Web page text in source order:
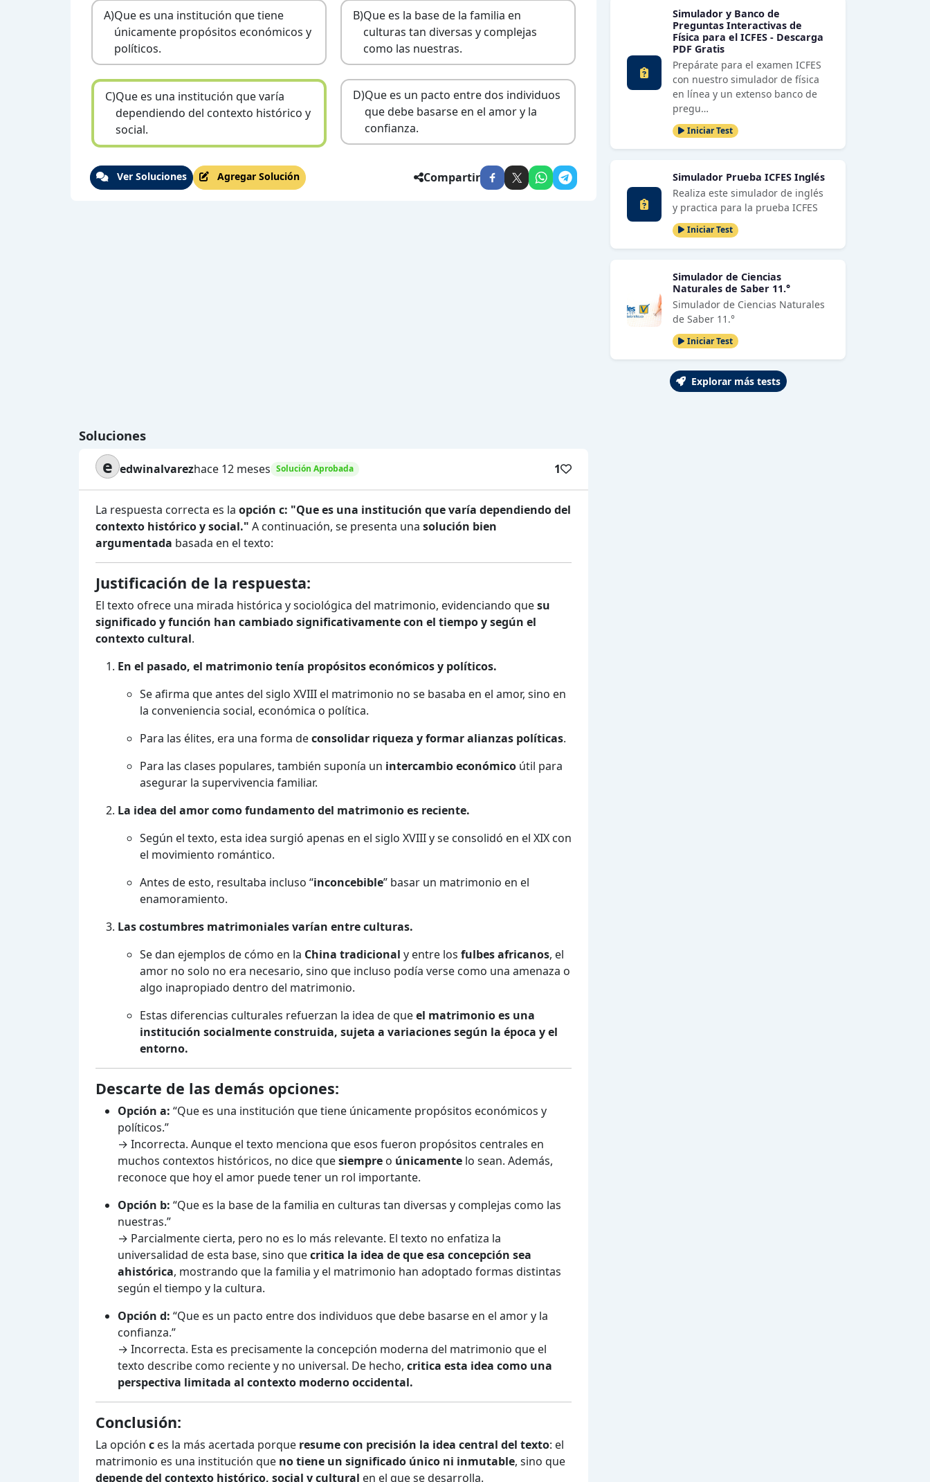
A)Que es una institución que tiene
únicamente propósitos económicos y
políticos.
B)Que es la base de la familia en
culturas tan diversas y complejas
como las nuestras.
C)Que es una institución que varía
dependiendo del contexto histórico y
social.
D)Que es un pacto entre dos individuos
que debe basarse en el amor y la
confianza.
Ver Soluciones Agregar Solución Compartir
Soluciones
e edwinalvarezhace 12 meses Solución Aprobada 1
La respuesta correcta es la opción c: "Que es una institución que varía dependiendo del
contexto histórico y social." A continuación, se presenta una solución bien
argumentada basada en el texto:
Justificación de la respuesta:
El texto ofrece una mirada histórica y sociológica del matrimonio, evidenciando quesu
significado y función han cambiado significativamente con el tiempo y según el
contexto cultural.
En el pasado, el matrimonio tenía propósitos económicos y políticos.
Se afirma que antes del siglo XVIII el matrimonio no se basaba en el amor, sino en
la conveniencia social, económica o política.
Para las élites, era una forma deconsolidar riqueza y formar alianzas políticas.
Para las clases populares, también suponía un intercambio económico útil para
asegurar la supervivencia familiar.
La idea del amor como fundamento del matrimonio es reciente.
Según el texto, esta idea surgió apenas en el siglo XVIII y se consolidó en el XIX con
el movimiento romántico.
Antes de esto, resultaba incluso “inconcebible” basar un matrimonio en el
enamoramiento.
Las costumbres matrimoniales varían entre culturas.
Se dan ejemplos de cómo en la China tradicional y entre los fulbes africanos, el
amor no solo no era necesario, sino que incluso podía verse como una amenaza o
algo inapropiado dentro del matrimonio.
Estas diferencias culturales refuerzan la idea de queel matrimonio es una
institución socialmente construida, sujeta a variaciones según la época y el
entorno.
Descarte de las demás opciones:
Opción a: “Que es una institución que tiene únicamente propósitos económicos y
políticos.”
→ Incorrecta. Aunque el texto menciona que esos fueron propósitos centrales en
muchos contextos históricos, no dice quesiempre o únicamente lo sean. Además,
reconoce que hoy el amor puede tener un rol importante.
Opción b: “Que es la base de la familia en culturas tan diversas y complejas como las
nuestras.”
→ Parcialmente cierta, pero no es lo más relevante. El texto no enfatiza la
universalidad de esta base, sino quecritica la idea de que esa concepción sea
ahistórica, mostrando que la familia y el matrimonio han adoptado formas distintas
según el tiempo y la cultura.
Opción d: “Que es un pacto entre dos individuos que debe basarse en el amor y la
confianza.”
→ Incorrecta. Esta es precisamente la concepción moderna del matrimonio que el
texto describe como reciente y no universal. De hecho, critica esta idea como una
perspectiva limitada al contexto moderno occidental.
Conclusión:
La opción c es la más acertada porque resume con precisión la idea central del texto: el
matrimonio es una institución que no tiene un significado único ni inmutable, sino que
depende del contexto histórico, social y cultural en el que se desarrolla.
Simulador y Banco de
Preguntas Interactivas de
Física para el ICFES - Descarga
PDF Gratis
Prepárate para el examen ICFES
con nuestro simulador de física
en línea y un extenso banco de
pregu…
Iniciar Test
Simulador Prueba ICFES Inglés
Realiza este simulador de inglés
y practica para la prueba ICFES
Iniciar Test
Simulador de Ciencias
Naturales de Saber 11.°
Simulador de Ciencias Naturales
de Saber 11.°
Iniciar Test
Explorar más tests